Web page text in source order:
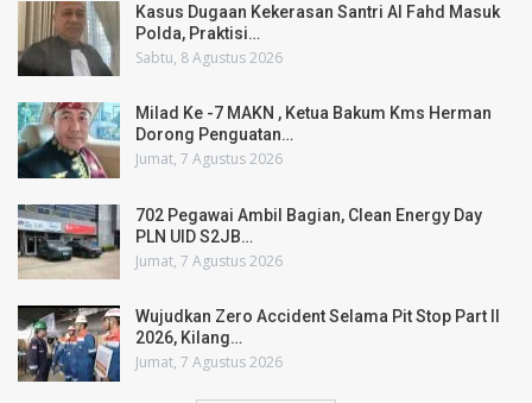
Kasus Dugaan Kekerasan Santri Al Fahd Masuk
Polda, Praktisi…
Sabtu, 8 Agustus 2026
Milad Ke -7 MAKN , Ketua Bakum Kms Herman
Dorong Penguatan…
Jumat, 7 Agustus 2026
702 Pegawai Ambil Bagian, Clean Energy Day
PLN UID S2JB…
Jumat, 7 Agustus 2026
Wujudkan Zero Accident Selama Pit Stop Part II
2026, Kilang…
Jumat, 7 Agustus 2026